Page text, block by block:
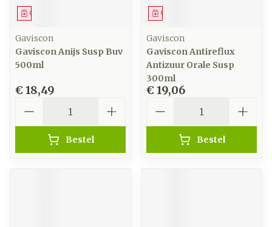
Geneesmiddel
Gaviscon
Gaviscon Anijs Susp Buv
500ml
€ 18,49
Bestel
Geneesmiddel
Gaviscon
Gaviscon Antireflux
Antizuur Orale Susp
300ml
€ 19,06
Bestel